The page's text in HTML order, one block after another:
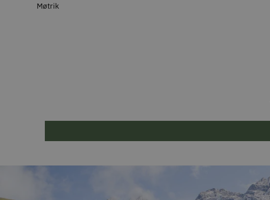
Møtrik